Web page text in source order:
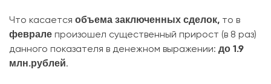
Что касается объема заключенных сделок, то в
феврале произошел существенный прирост (в 8 раз)
данного показателя в денежном выражении: до1.9
млн.рублей.